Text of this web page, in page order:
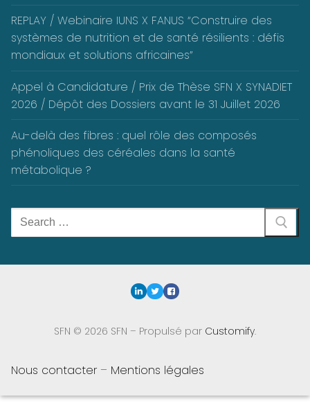
REPLAY / Webinaire IUNS X FANUS “Construire des
systèmes de nutrition et de santé résilients : défis
mondiaux et solutions africaines”
Appel à Candidature / Prix de Thèse SFN X SYNADIET
2026 / Dépôt des Dossiers avant le 31 Juillet 2026
Au-delà des fibres : quel rôle des composés
phénoliques des céréales dans la santé
métabolique ?
Rechercher
:
SFN © 2026 SFN – Propulsé par Customify.
Nous contacter – Mentions légales